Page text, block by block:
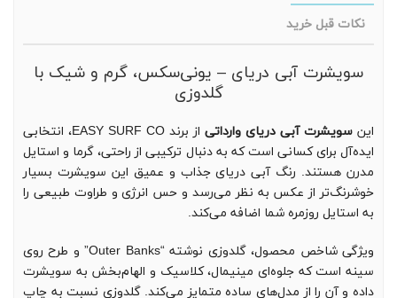
نکات قبل خرید
سویشرت آبی دریای – یونی‌سکس، گرم و شیک با
گلدوزی
این سویشرت آبی دریای وارداتی
از برند EASY SURF CO، انتخابی
ایده‌آل برای کسانی است که به دنبال ترکیبی از راحتی، گرما و استایل
مدرن هستند. رنگ آبی دریای جذاب و عمیق این سویشرت بسیار
خوشرنگ‌تر از عکس به نظر می‌رسد و حس انرژی و طراوت طبیعی را
به استایل روزمره شما اضافه می‌کند.
ویژگی شاخص محصول، گلدوزی نوشته “Outer Banks” و طرح روی
سینه است که جلوه‌ای مینیمال، کلاسیک و الهام‌بخش به سویشرت
داده و آن را از مدل‌های ساده متمایز می‌کند. گلدوزی نسبت به چاپ